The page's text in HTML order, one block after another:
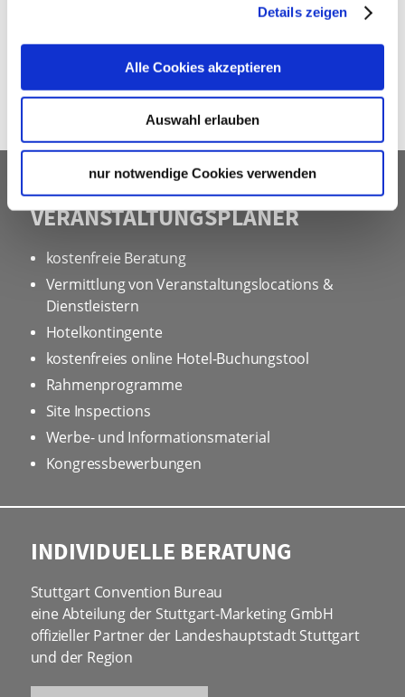
Details zeigen
Alle Cookies akzeptieren
Auswahl erlauben
nur notwendige Cookies verwenden
UNSER SERVICE FÜR
VERANSTALTUNGSPLANER
kostenfreie Beratung
Vermittlung von Veranstaltungslocations &
Dienstleistern
Hotelkontingente
kostenfreies online Hotel-Buchungstool
Rahmenprogramme
Site Inspections
Werbe- und Informationsmaterial
Kongressbewerbungen
INDIVIDUELLE BERATUNG
Stuttgart Convention Bureau
eine Abteilung der Stuttgart-Marketing GmbH
offizieller Partner der Landeshauptstadt Stuttgart
und der Region